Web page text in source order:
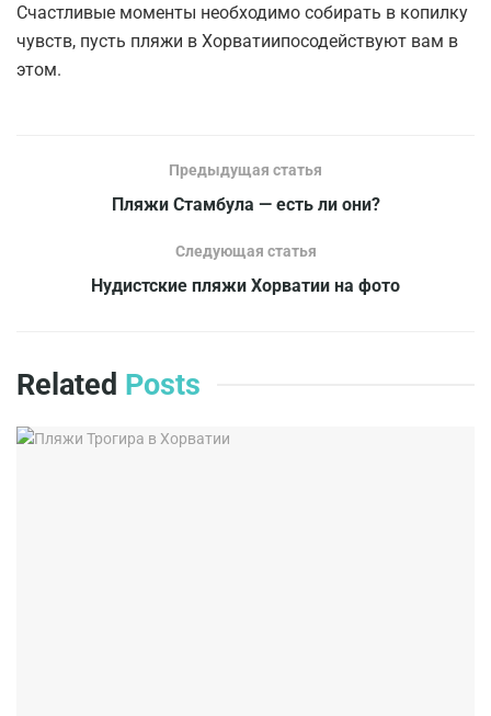
Счастливые моменты необходимо собирать в копилку
чувств, пусть пляжи в Хорватиипосодействуют вам в
этом.
Предыдущая статья
Пляжи Стамбула — есть ли они?
Следующая статья
Нудистские пляжи Хорватии на фото
Related Posts